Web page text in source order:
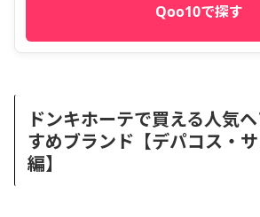
Qoo10で探す
ドンキホーテで買える人気
すめブランド【デパコス・
編】